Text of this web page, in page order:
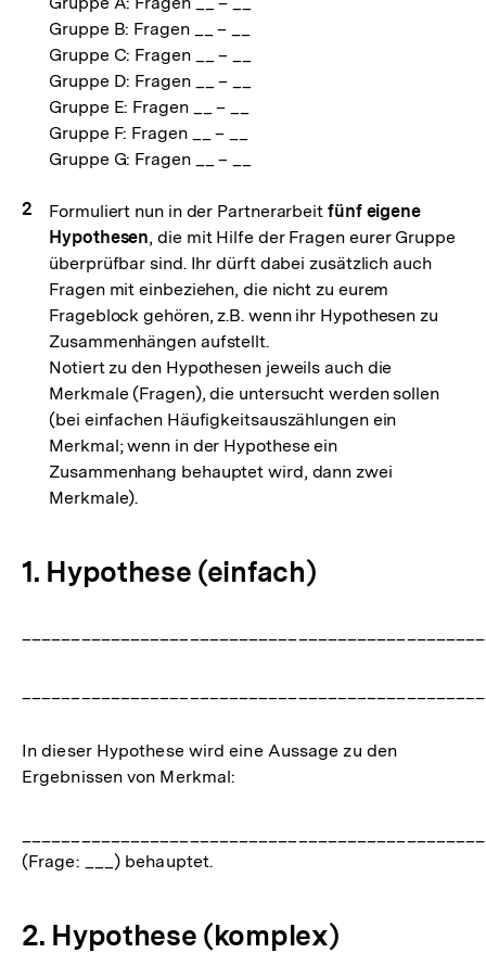
Gruppe B: Fragen __ – __
Gruppe C: Fragen __ – __
Gruppe D: Fragen __ – __
Gruppe E: Fragen __ – __
Gruppe F: Fragen __ – __
Gruppe G: Fragen __ – __
Formuliert nun in der Partnerarbeit fünf eigene
Hypothesen, die mit Hilfe der Fragen eurer Gruppe
überprüfbar sind. Ihr dürft dabei zusätzlich auch
Fragen mit einbeziehen, die nicht zu eurem
Frageblock gehören, z.B. wenn ihr Hypothesen zu
Zusammenhängen aufstellt.
Notiert zu den Hypothesen jeweils auch die
Merkmale (Fragen), die untersucht werden sollen
(bei einfachen Häufigkeitsauszählungen ein
Merkmal; wenn in der Hypothese ein
Zusammenhang behauptet wird, dann zwei
Merkmale).
1. Hypothese (einfach)
In dieser Hypothese wird eine Aussage zu den
Ergebnissen von Merkmal:
(Frage: ___) behauptet.
2. Hypothese (komplex)